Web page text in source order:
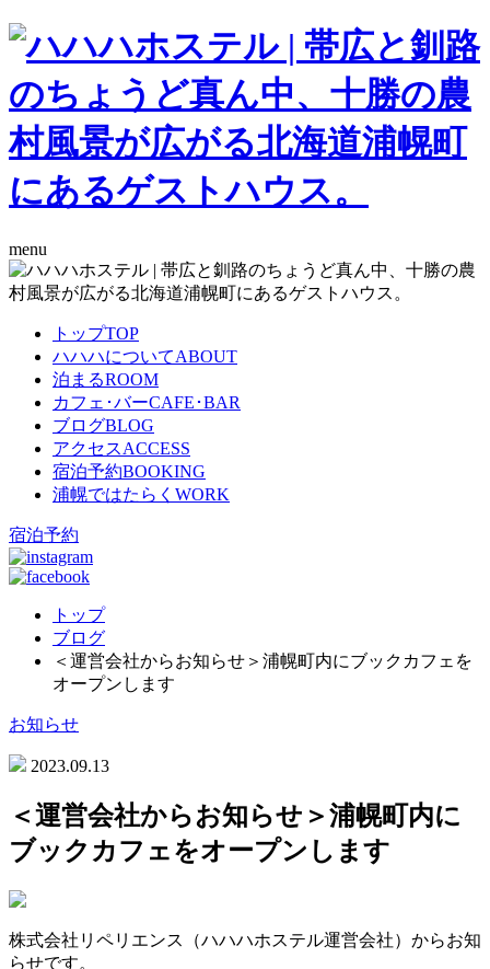
menu
トップTOP
ハハハについてABOUT
泊まるROOM
カフェ･バーCAFE･BAR
ブログBLOG
アクセスACCESS
宿泊予約BOOKING
浦幌ではたらく WORK
宿泊予約
トップ
ブログ
＜運営会社からお知らせ＞浦幌町内にブックカフェを
オープンします
お知らせ
2023.09.13
＜運営会社からお知らせ＞浦幌町内に
ブックカフェをオープンします
株式会社リペリエンス（ハハハホステル運営会社）からお知
らせです。